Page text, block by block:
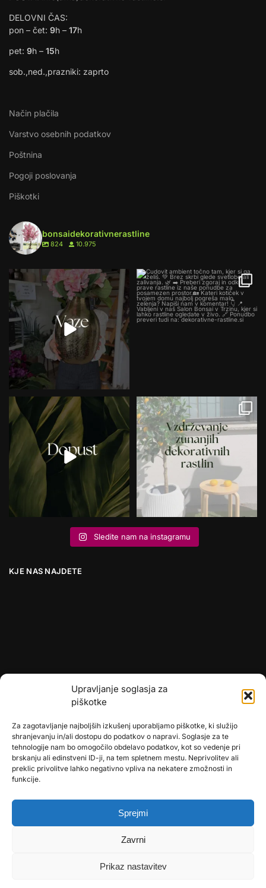
Upravljanje soglasja za
piškotke
Za zagotavljanje najboljših izkušenj uporabljamo piškotke, ki služijo
shranjevanju in/ali dostopu do podatkov o napravi. Soglasje za te
tehnologije nam bo omogočilo obdelavo podatkov, kot so vedenje pri
brskanju ali edinstveni ID-ji, na tem spletnem mestu. Neprivolitev ali
preklic privolitve lahko negativno vpliva na nekatere zmožnosti in
funkcije.
Sprejmi
Zavrni
Prikaz nastavitev
DELOVNI ČAS:
pon – čet: 9h – 17h
pet: 9h – 15h
sob.,ned.,prazniki: zaprto
Način plačila
Varstvo osebnih podatkov
Poštnina
Pogoji poslovanja
Piškotki
bonsaidekorativnerastline
824 10.975
Sledite nam na instagramu
KJE NAS NAJDETE
🎄umetne-jelke.si
🇩🇪bonsai-kunstblumen.de